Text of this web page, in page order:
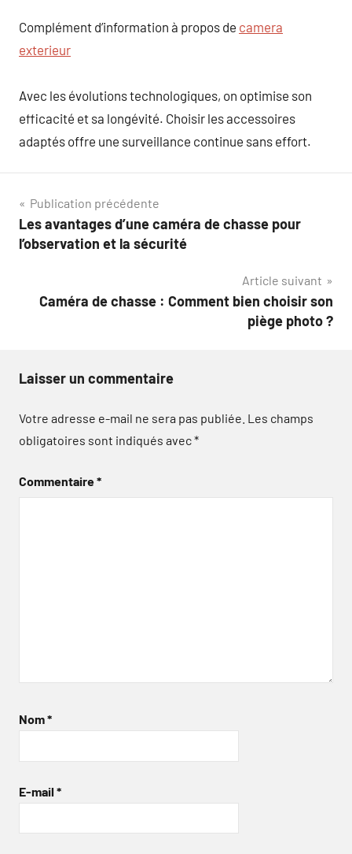
Complément d’information à propos de camera
exterieur
Avec les évolutions technologiques, on optimise son
efficacité et sa longévité. Choisir les accessoires
adaptés offre une surveillance continue sans effort.
Navigation
de
Publication précédente
Les avantages d’une caméra de chasse pour
l’observation et la sécurité
Article suivant
Caméra de chasse : Comment bien choisir son
piège photo ?
Laisser un commentaire
Votre adresse e-mail ne sera pas publiée. Les champs
obligatoires sont indiqués avec*
Commentaire*
Nom*
E-mail *